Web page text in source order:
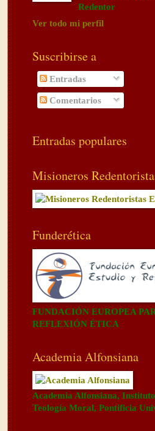
Redentor
Ver todo mi perfil
Suscribirse a
Entradas
Comentarios
Entradas populares
Misioneros
Funderética
FUNDACIÓN EUROPEA
REFLEXIÓN ÉTICA
Academia Alfonsiana
Academia Alfonsiana,
Teología Moral, Pontificia